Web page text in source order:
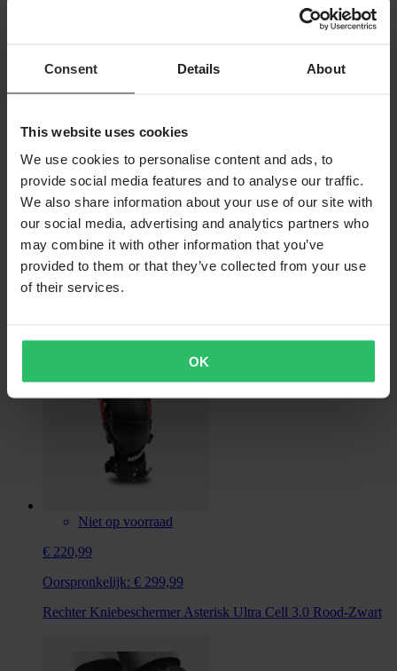
Consent Details About
This website uses cookies
We use cookies to personalise content and ads, to
provide social media features and to analyse our traffic.
We also share information about your use of our site with
our social media, advertising and analytics partners who
may combine it with other information that you’ve
provided to them or that they’ve collected from your use
of their services.
OK
Niet op voorraad
€ 81,99
Reserveonderdeel Frame voor Kniebrace Asterisk
Niet op voorraad
€ 220,99
Oorspronkelijk: € 299,99
Rechter Kniebeschermer Asterisk Ultra Cell 3.0 Rood-Zwart